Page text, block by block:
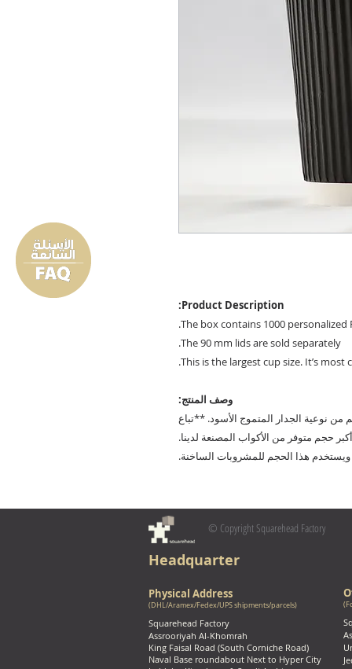
Product Description:
The box contains 1000 personalized
The 90 mm lids are sold separately.
This is the largest cup size. It’s
وصف المنتج:
التصميم من نوعية الجدار المتموج الأسود. **تباع
هذا أكبر حجم متوفر من الأكواب المصنعة لدينا.
ويستخدم هذا الحجم للمشروبات الساخنة.
Headquarter
Physical Address
(DHL/Aramex/Fedex/UPS shipments/parcels)
Squarehead Factory
Assrooriyah Al-Khomrah
King Faisal Road (South Corniche Road)
Naval Base roundabout Next to Hyper City
© Copyright Squarehead Factory